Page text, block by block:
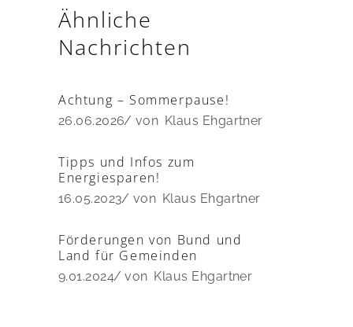
Ähnliche
Nachrichten
Achtung – Sommerpause!
26.06.2026 von Klaus Ehgartner
Tipps und Infos zum
Energiesparen!
16.05.2023 von Klaus Ehgartner
Förderungen von Bund und
Land für Gemeinden
9.01.2024 von Klaus Ehgartner